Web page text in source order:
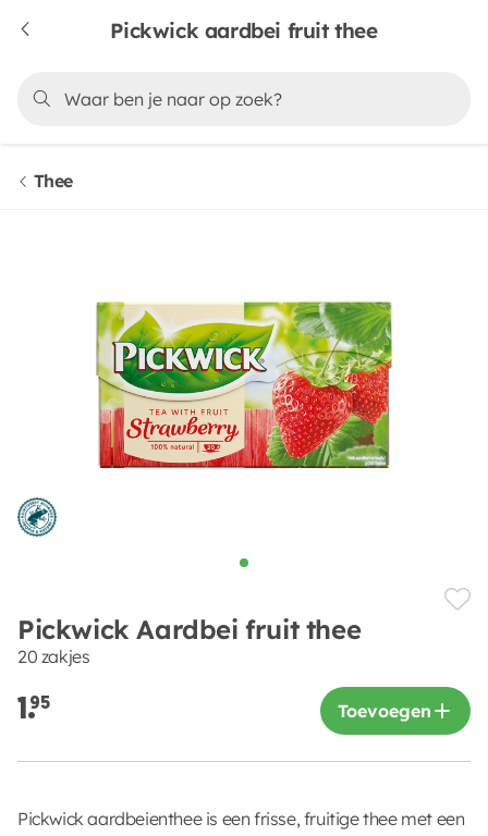
Pickwick aardbei fruit thee
Thee
Pickwick Aardbei fruit thee
20 zakjes
1.95 Toevoegen
Pickwick aardbeienthee is een frisse, fruitige thee met een